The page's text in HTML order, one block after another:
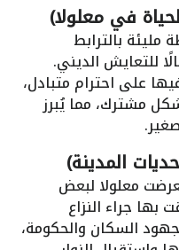
في معلولا)
بالترابط
للتعايش الديني.
على احترام متبادل،
مشترك، مما يُبرز
المدينة)
معلولا لبعض
بها جراء النزاع
السكان والحكومة،